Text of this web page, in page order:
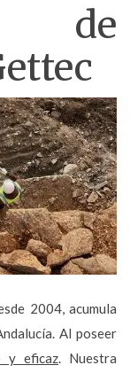
de
2004, acumula
Al poseer
y eficaz. Nuestra